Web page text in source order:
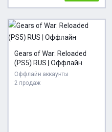
Gears of War: Reloaded
(PS5) RUS | Оффлайн
Оффлайн аккаунты
2 продаж